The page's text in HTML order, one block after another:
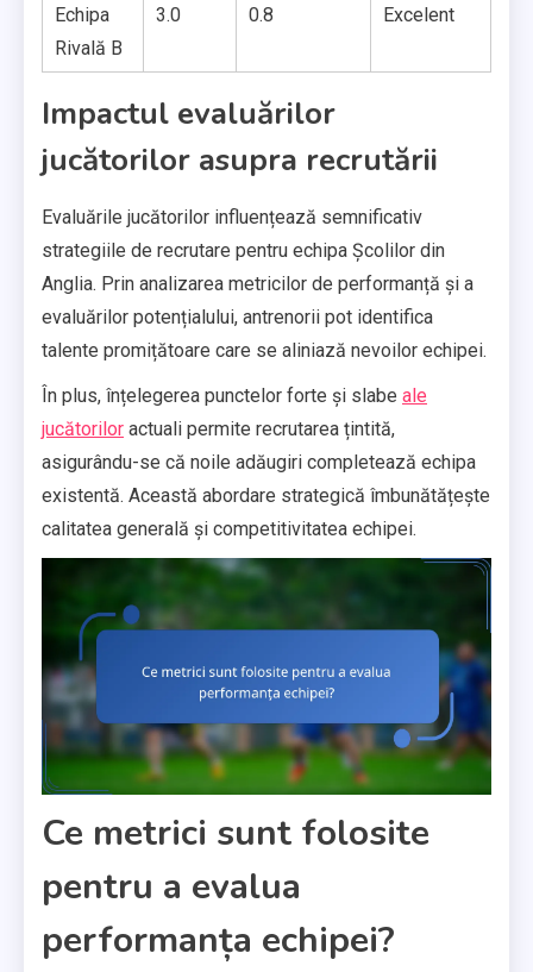
Echipa
Rivală B
3.0 0.8 Excelent
Impactul evaluărilor
jucătorilor asupra recrutării
Evaluările jucătorilor influențează semnificativ
strategiile de recrutare pentru echipa Școlilor din
Anglia. Prin analizarea metricilor de performanță și a
evaluărilor potențialului, antrenorii pot identifica
talente promițătoare care se aliniază nevoilor echipei.
În plus, înțelegerea punctelor forte și slabe ale
jucătorilor actuali permite recrutarea țintită,
asigurându-se că noile adăugiri completează echipa
existentă. Această abordare strategică îmbunătățește
calitatea generală și competitivitatea echipei.
Ce metrici sunt folosite
pentru a evalua
performanța echipei?